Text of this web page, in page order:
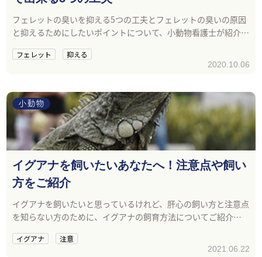
フェレットの臭いを抑える5つの工夫とフェレットの臭いの原因
と抑えるためにしたいポイントについて、小動物看護士が紹介し
フェレット 抑える
2020.10.06
小動物
イグアナを飼いたいあなたへ！注意点や飼い
方をご紹介
イグアナを飼いたいと思っているけれど、肝心の飼い方と注意点
を知らない方のために、イグアナの飼育方法についてご紹介し
イグアナ 注意
2021.06.22